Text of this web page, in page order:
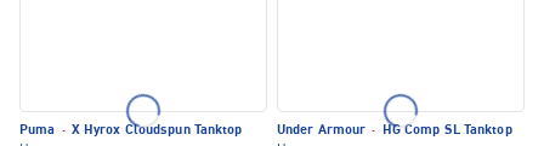
Puma · X Hyrox Cloudspun Tanktop
Under Armour ·
HG Comp SL Tanktop